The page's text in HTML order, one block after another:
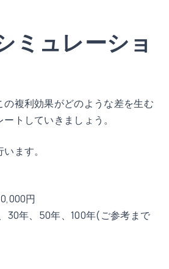
ミュレーショ
複利効果がどのような差を生む
トしていきましょう。
ます。
円
30年、50年、100年(ご参考まで